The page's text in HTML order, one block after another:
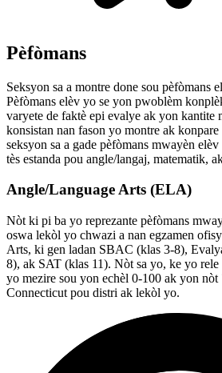
Pèfòmans
Seksyon sa a montre done sou pèfòmans
Pèfòmans elèv yo se yon pwoblèm
varyete de faktè epi evalye ak yon kantite
konsistan nan fason yo montre ak
seksyon sa a gade pèfòmans mwayèn
tès estanda pou angle/langaj, matematik,
Angle/Language Arts (ELA)
Nòt ki pi ba yo reprezante pèfòmans
oswa lekòl yo chwazi a nan egzamen
Arts, ki gen ladan SBAC (klas 3-8),
8), ak SAT (klas 11). Nòt sa yo, ke yo
yo mezire sou yon echèl 0-100 ak yon nòt
Connecticut pou distri ak lekòl yo.